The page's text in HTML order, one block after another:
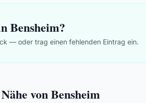
Bensheim?
— oder trag einen fehlenden Eintrag ein.
von Bensheim